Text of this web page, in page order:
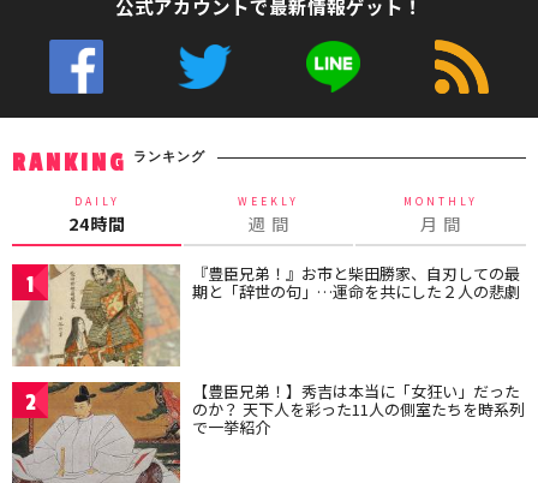
公式アカウントで最新情報ゲット！
RANKING ランキング
DAILY
24時間
WEEKLY
週 間
MONTHLY
月 間
1 『豊臣兄弟！』お市と柴田勝家、自刃しての最
期と「辞世の句」…運命を共にした２人の悲劇
2 【豊臣兄弟！】秀吉は本当に「女狂い」だった
のか？ 天下人を彩った11人の側室たちを時系列
で一挙紹介